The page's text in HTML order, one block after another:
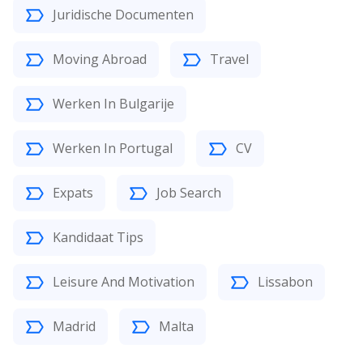
Juridische Documenten
Moving Abroad Travel
Werken In Bulgarije
Werken In Portugal CV
Expats Job Search
Kandidaat Tips
Leisure And Motivation Lissabon
Madrid Malta